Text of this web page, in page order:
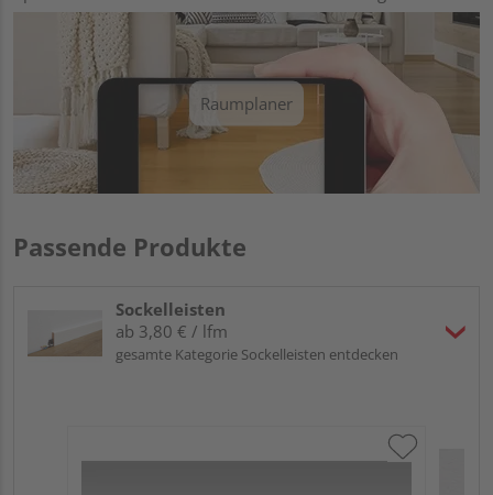
Raumplaner
Passende Produkte
Sockelleisten
ab 3,80 € / lfm
gesamte Kategorie Sockelleisten entdecken